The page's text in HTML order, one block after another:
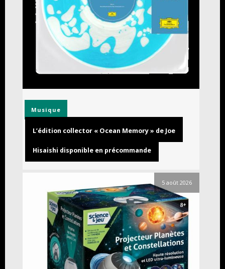
Musique
L’édition collector « Ocean Memory » de Joe
Hisaishi disponible en précommande
5 août 2026